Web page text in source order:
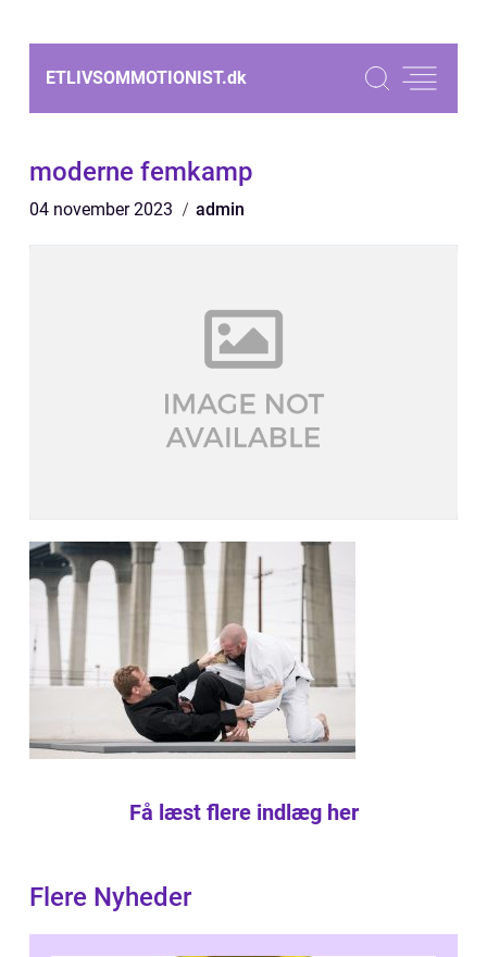
ETLIVSOMMOTIONIST.dk
moderne femkamp
04 november 2023 admin
Få læst flere indlæg her
Flere Nyheder